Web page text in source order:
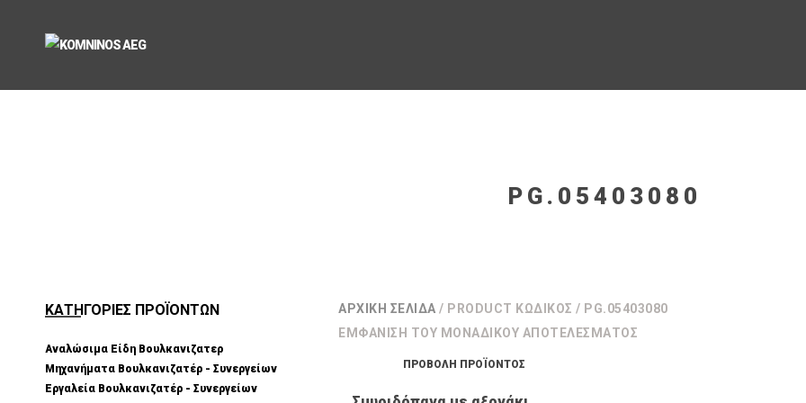
PG.05403080
ΑΡΧΙΚΉ ΣΕΛΊΔΑ / PRODUCT ΚΩΔΙΚΌΣ / PG.05403080
ΕΜΦΆΝΙΣΗ ΤΟΥ ΜΟΝΑΔΙΚΟΎ ΑΠΟΤΕΛΈΣΜΑΤΟΣ
ΠΡΟΒΟΛΉ ΠΡΟΪΌΝΤΟΣ
ΚΑΤΗΓΟΡΙΕΣ ΠΡΟΪΟΝΤΩΝ
Αναλώσιμα Είδη Βουλκανιζατερ
Μηχανήματα Βουλκανιζατέρ - Συνεργείων
Εργαλεία Βουλκανιζατέρ - Συνεργείων